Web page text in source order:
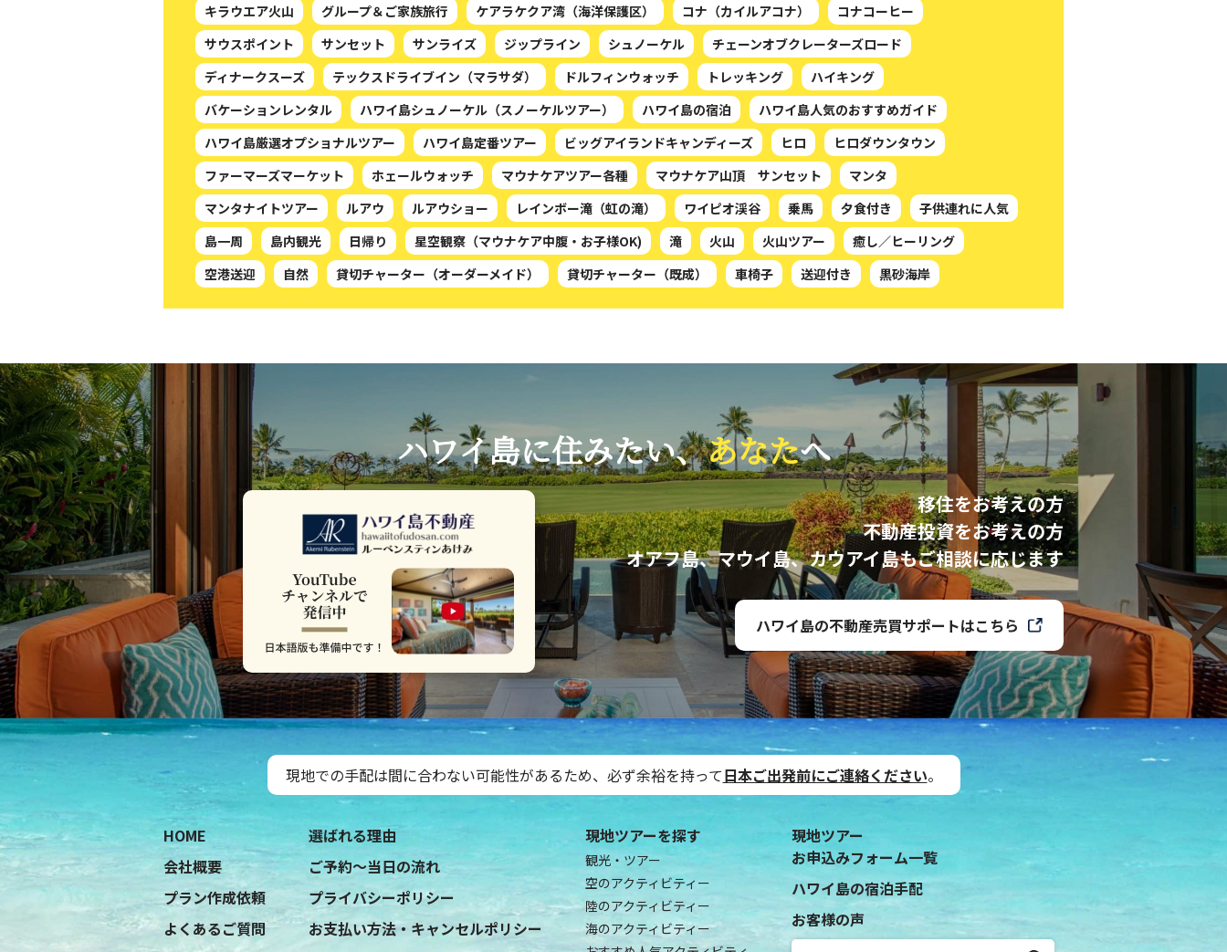
キラウエア火山
グループ＆ご家族旅行 ケアラケクア湾（海洋保護区） コナ（カイルアコナ）
コナコーヒー
サウスポイント
サンセット サンライズ ジップライン シュノーケル
チェーンオブクレーターズロード
ディナークスーズ
テックスドライブイン（マラサダ） ドルフィンウォッチ トレッキング
ハイキング
バケーションレンタル
ハワイ島シュノーケル（スノーケルツアー） ハワイ島の宿泊
ハワイ島人気のおすすめガイド
ハワイ島厳選オプショナルツアー
ハワイ島定番ツアー ビッグアイランドキャンディーズ ヒロ
ヒロダウンタウン
ファーマーズマーケット
ホェールウォッチ マウナケアツアー各種 マウナケア山頂 サンセット
マンタ
マンタナイトツアー
ルアウ ルアウショー レインボー滝（虹の滝） ワイピオ渓谷 乗馬 夕食付き
子供連れに人気
島一周
島内観光 日帰り 星空観察（マウナケア中腹・お子様OK) 滝 火山 火山ツアー
癒し／ヒーリング
空港送迎
自然 貸切チャーター（オーダーメイド） 貸切チャーター（既成） 車椅子 送迎付き 黒砂海岸
ハワイ島に住みたい、あなたへ
移住をお考えの方
不動産投資をお考えの方
オアフ島、マウイ島、カウアイ島もご相談に応じます
ハワイ島の不動産売買サポートはこちら
現地での手配は間に合わない可能性があるため、必ず余裕を持って日本ご出発前にご連絡ください。
HOME
会社概要
プラン作成依頼
よくあるご質問
選ばれる理由
ご予約〜当日の流れ
プライバシーポリシー
お支払い方法・キャンセルポリシー
現地ツアーを探す
観光・ツアー
空のアクティビティー
陸のアクティビティー
海のアクティビティー
現地ツアー
お申込みフォーム一覧
ハワイ島の宿泊手配
お客様の声